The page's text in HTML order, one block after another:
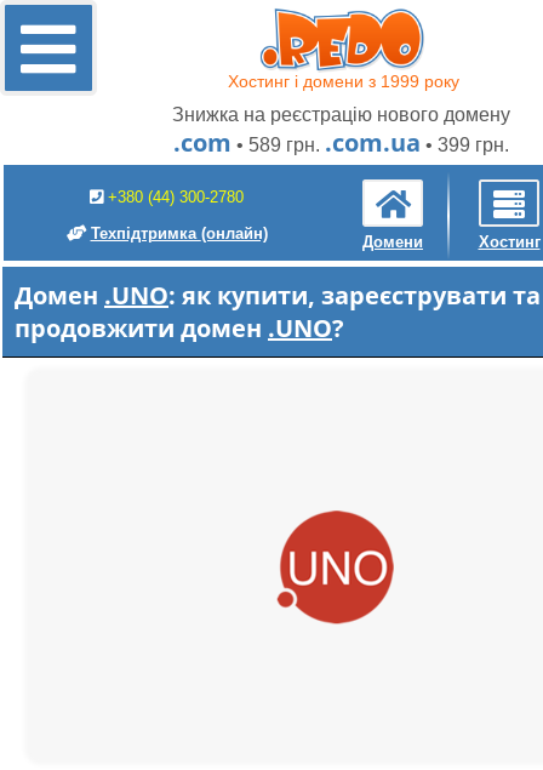
Хостинг і домени з 1999 року
Знижка на реєстрацію нового домену
.com • 589 грн. .com.ua • 399 грн.
+380 (44) 300-2780
Техпідтримка (онлайн) Домени Хостинг
Домен .UNO: як купити, зареєструвати та
продовжити домен .UNO?